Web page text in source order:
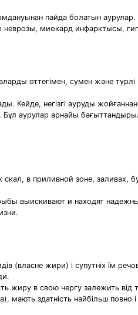
пайда болатын
неврозы, миокард инфарктысы,
оттегімен, сумен және түрлі
Кейде, негізгі ауруды
аурулар арнайы
в приливной зоне, заливах,
выискивают и находят
(власне жири) і супутніх їм
жиру в свою чергу залежить від
мають здатність найбільш повно